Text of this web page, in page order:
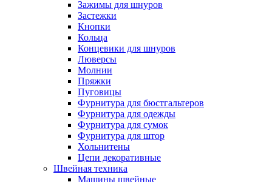
Зажимы для шнуров
Застежки
Кнопки
Кольца
Концевики для шнуров
Люверсы
Молнии
Пряжки
Пуговицы
Фурнитура для бюстгальтеров
Фурнитура для одежды
Фурнитура для сумок
Фурнитура для штор
Хольнитены
Цепи декоративные
Швейная техника
Машины швейные